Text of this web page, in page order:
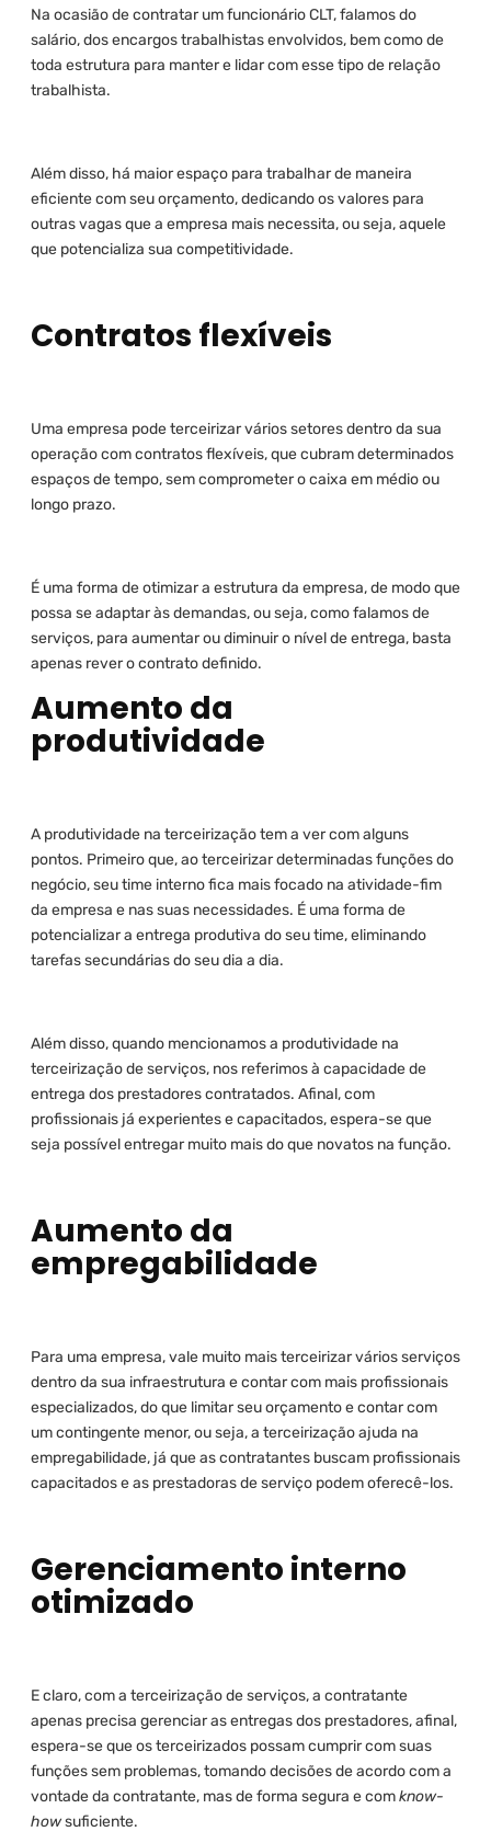
Na ocasião de contratar um funcionário CLT, falamos do
salário, dos encargos trabalhistas envolvidos, bem como de
toda estrutura para manter e lidar com esse tipo de relação
trabalhista.
Além disso, há maior espaço para trabalhar de maneira
eficiente com seu orçamento, dedicando os valores para
outras vagas que a empresa mais necessita, ou seja, aquele
que potencializa sua competitividade.
Contratos flexíveis
Uma empresa pode terceirizar vários setores dentro da sua
operação com contratos flexíveis, que cubram determinados
espaços de tempo, sem comprometer o caixa em médio ou
longo prazo.
É uma forma de otimizar a estrutura da empresa, de modo que
possa se adaptar às demandas, ou seja, como falamos de
serviços, para aumentar ou diminuir o nível de entrega, basta
apenas rever o contrato definido.
Aumento da
produtividade
A produtividade na terceirização tem a ver com alguns
pontos. Primeiro que, ao terceirizar determinadas funções do
negócio, seu time interno fica mais focado na atividade-fim
da empresa e nas suas necessidades. É uma forma de
potencializar a entrega produtiva do seu time, eliminando
tarefas secundárias do seu dia a dia.
Além disso, quando mencionamos a produtividade na
terceirização de serviços, nos referimos à capacidade de
entrega dos prestadores contratados. Afinal, com
profissionais já experientes e capacitados, espera-se que
seja possível entregar muito mais do que novatos na função.
Aumento da
empregabilidade
Para uma empresa, vale muito mais terceirizar vários serviços
dentro da sua infraestrutura e contar com mais profissionais
especializados, do que limitar seu orçamento e contar com
um contingente menor, ou seja, a terceirização ajuda na
empregabilidade, já que as contratantes buscam profissionais
capacitados e as prestadoras de serviço podem oferecê-los.
Gerenciamento interno
otimizado
E claro, com a terceirização de serviços, a contratante
apenas precisa gerenciar as entregas dos prestadores, afinal,
espera-se que os terceirizados possam cumprir com suas
funções sem problemas, tomando decisões de acordo com a
vontade da contratante, mas de forma segura e comknow-
howsuficiente.